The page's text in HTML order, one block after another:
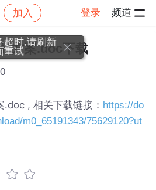
加入 登录 频道
专区 帖子详情
方案.doc下载
, 相关下载链接： https://do
m0_65191343/75629120?ut
超时,请刷新
重试